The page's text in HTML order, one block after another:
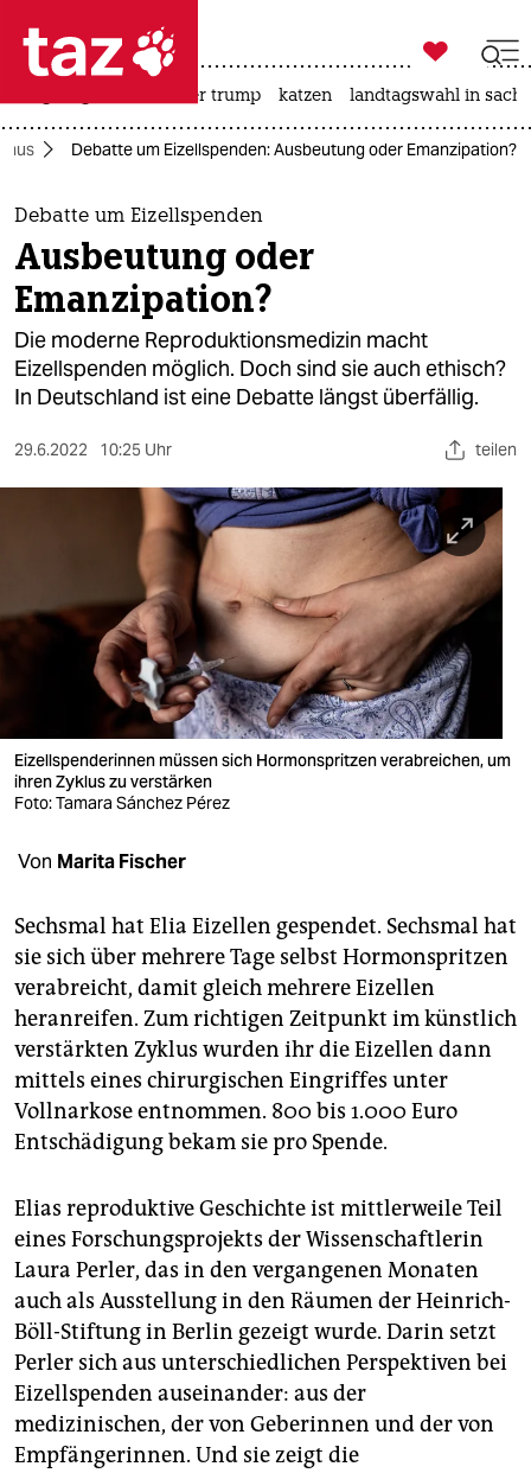
 taz zahl ich
taz zahl ich
themen
politik
öko
gesellschaft
sport
wahrheit
verlag
veranstaltungen
unterstützen
genossenschaft
epaper login

taz zahl ich
usa unter trump katzen landtagswahl in
Debatte um Eizellspenden: Ausbeutung oder Emanzipation?
Debatte um Eizellspenden
Ausbeutung oder
Emanzipation?
Die moderne Reproduktionsmedizin macht
Eizellspenden möglich. Doch sind sie auch ethisch?
In Deutschland ist eine Debatte längst überfällig.
29.6.2022 10:25 Uhr teilen
Eizellspenderinnen müssen sich Hormonspritzen verabreichen, um
ihren Zyklus zu verstärken
Foto: Tamara Sánchez Pérez
Von Marita Fischer
Sechsmal hat Elia Eizellen gespendet. Sechsmal hat
sie sich über mehrere Tage selbst Hormonspritzen
verabreicht, damit gleich mehrere Eizellen
heranreifen. Zum richtigen Zeitpunkt im künstlich
verstärkten Zyklus wurden ihr die Eizellen dann
mittels eines chirurgischen Eingriffes unter
Vollnarkose entnommen. 800 bis 1.000 Euro
Entschädigung bekam sie pro Spende.
Elias reproduktive Geschichte ist mittlerweile Teil
eines Forschungsprojekts der Wissenschaftlerin
Laura Perler, das in den vergangenen Monaten
auch als Ausstellung in den Räumen der Heinrich-
Böll-Stiftung in Berlin gezeigt wurde. Darin setzt
Perler sich aus unterschiedlichen Perspektiven bei
Eizellspenden auseinander: aus der
medizinischen, der von Geberinnen und der von
Empfängerinnen. Und sie zeigt die